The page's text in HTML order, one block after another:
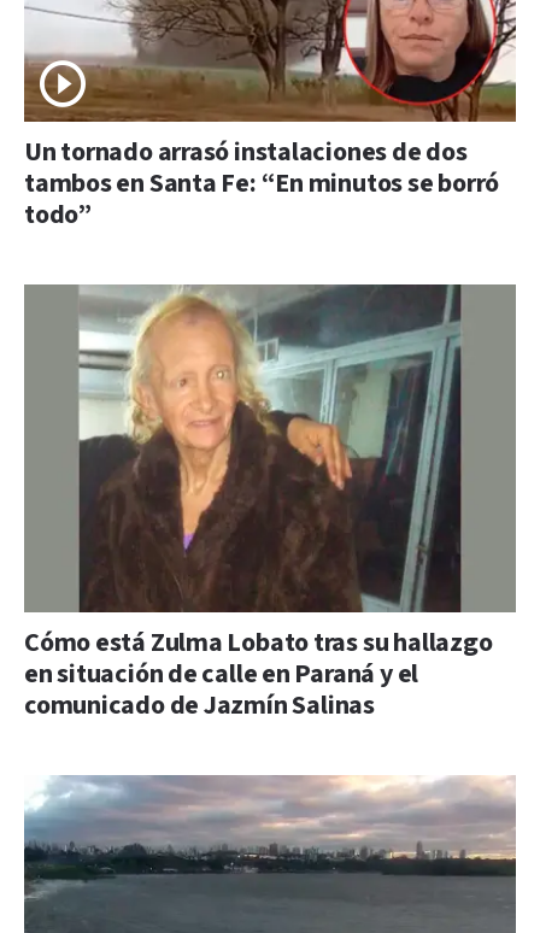
Un tornado arrasó instalaciones de dos
tambos en Santa Fe: “En minutos se borró
todo”
Cómo está Zulma Lobato tras su hallazgo
en situación de calle en Paraná y el
comunicado de Jazmín Salinas